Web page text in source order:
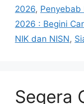
2026, Penyebab
2026 : Begini
NIK dan NISN,
Segera